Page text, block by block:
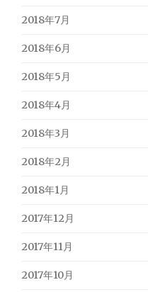
2018年7月
2018年6月
2018年5月
2018年4月
2018年3月
2018年2月
2018年1月
2017年12月
2017年11月
2017年10月